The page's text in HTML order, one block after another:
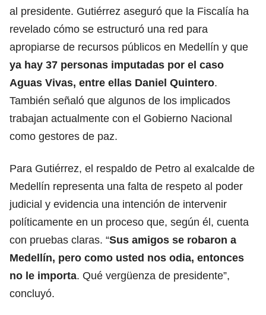
al presidente. Gutiérrez aseguró que la Fiscalía ha
revelado cómo se estructuró una red para
apropiarse de recursos públicos en Medellín y que
ya hay 37 personas imputadas por el caso
Aguas Vivas, entre ellas Daniel Quintero.
También señaló que algunos de los implicados
trabajan actualmente con el Gobierno Nacional
como gestores de paz.
Para Gutiérrez, el respaldo de Petro al exalcalde de
Medellín representa una falta de respeto al poder
judicial y evidencia una intención de intervenir
políticamente en un proceso que, según él, cuenta
con pruebas claras. “Sus amigos se robaron a
Medellín, pero como usted nos odia, entonces
no le importa. Qué vergüenza de presidente”,
concluyó.